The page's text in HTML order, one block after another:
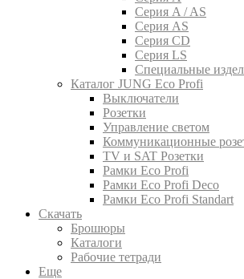
Серия A / AS
Серия AS
Серия CD
Серия LS
Специальные
Каталог JUNG Eco Profi
Выключатели
Розетки
Управление светом
Коммуникационные
TV и SAT Розетки
Рамки Eco Profi
Рамки Eco Profi Deco
Рамки Eco Profi Standart
Скачать
Брошюры
Каталоги
Рабочие тетради
Еще